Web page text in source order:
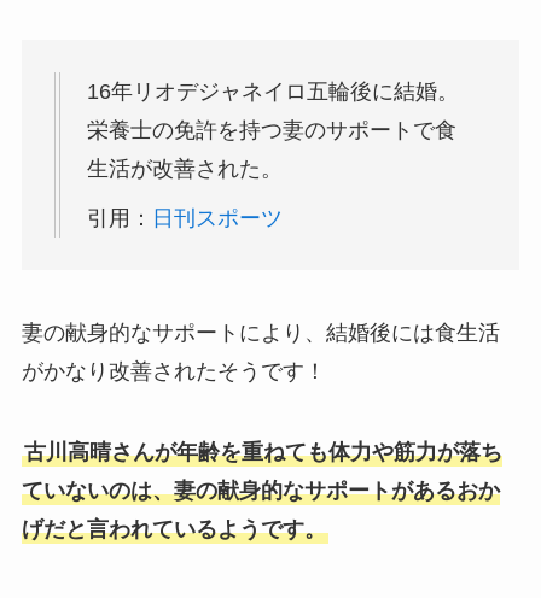
16年リオデジャネイロ五輪後に結婚。
栄養士の免許を持つ妻のサポートで食
生活が改善された。
引用： 日刊スポーツ
妻の献身的なサポートにより、結婚後には食生活
がかなり改善されたそうです！
古川高晴さんが年齢を重ねても体力や筋力が落ち
ていないのは、妻の献身的なサポートがあるおか
げだと言われているようです。